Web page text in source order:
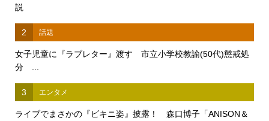
説
2 話題
女子児童に『ラブレター』渡す 市立小学校教諭(50代)懲戒処
分 ...
3 エンタメ
ライブでまさかの『ビキニ姿』披露！ 森口博子「ANISON＆